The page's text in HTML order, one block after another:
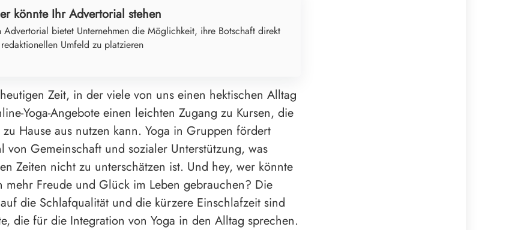
könnte Ihr Advertorial stehen
Advertorial bietet Unternehmen die Möglichkeit, ihre Botschaft direkt
Umfeld zu platzieren
Zeit, in der viele von uns einen hektischen Alltag
Yoga-Angebote einen leichten Zugang zu Kursen, die
Hause aus nutzen kann. Yoga in Gruppen fördert
von Gemeinschaft und sozialer Unterstützung, was
Zeiten nicht zu unterschätzen ist. Und hey, wer könnte
mehr Freude und Glück im Leben gebrauchen? Die
die Schlafqualität und die kürzere Einschlafzeit sind
die für die Integration von Yoga in den Alltag sprechen.